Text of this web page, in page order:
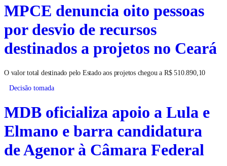
MPCE denuncia oito pessoas
por desvio de recursos
destinados a projetos no Ceará
O valor total destinado pelo Estado aos projetos chegou a R$ 510.890,10
Decisão tomada
MDB oficializa apoio a Lula e
Elmano e barra candidatura
de Agenor à Câmara Federal